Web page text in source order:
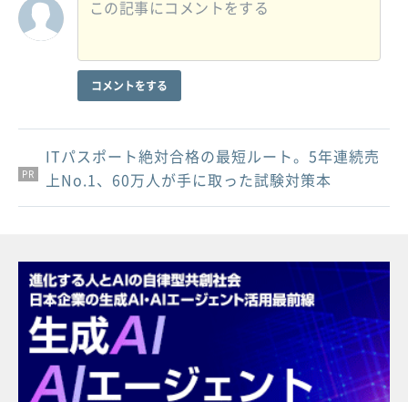
コメントをする
PR
PR
PR
ITパスポート絶対合格の最短ルート。5年連続売
上No.1、60万人が手に取った試験対策本